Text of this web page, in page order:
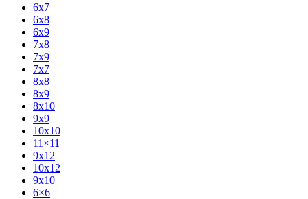
6x7
6x8
6x9
7x8
7x9
7x7
8x8
8x9
8x10
9x9
10x10
11×11
9x12
10x12
9x10
6×6